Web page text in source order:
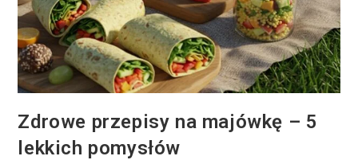
Zdrowe przepisy na majówkę – 5
lekkich pomysłów